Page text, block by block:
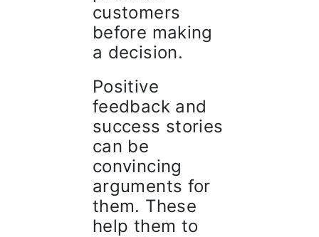
customers
before making
a decision.
Positive
feedback and
success stories
can be
convincing
arguments for
them. These
help them to